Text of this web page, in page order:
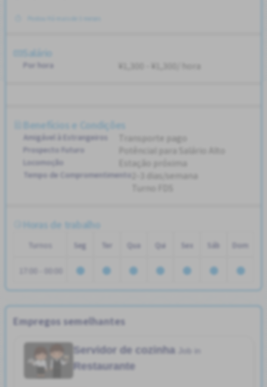
Salário
Por hora ¥1,300 - ¥1,300/ hora
Benefícios e Condições
Amigável à Estrangeiros Transporte pago
Prospecto Futuro Potêncial para Salário Alto
Locomoção Estação próxima
Tempo de Compromentimento
2-3 dias/semana
Horas de trabalho
Turnos Seg Ter Qua Qui Sex Sáb Dom
Empregos semelhantes
Servidor de cozinha
Restaurante